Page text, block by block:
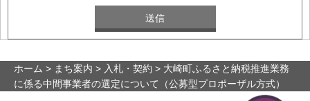
ホーム > まち案内 > 入札・契約 > 大崎町ふるさと納税推進業務
に係る中間事業者の選定について（公募型プロポーザル方式）